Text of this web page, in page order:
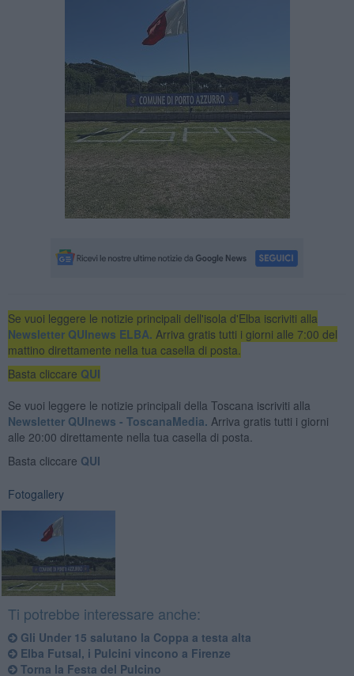
Se vuoi leggere le notizie principali dell'isola d'Elba iscriviti alla
Newsletter QUInews ELBA. Arriva gratis tutti i giorni alle 7:00 del
mattino direttamente nella tua casella di posta.
Basta cliccare QUI
Se vuoi leggere le notizie principali della Toscana iscriviti alla
Newsletter QUInews - ToscanaMedia. Arriva gratis tutti i giorni
alle 20:00 direttamente nella tua casella di posta.
Basta cliccare QUI
Fotogallery
Ti potrebbe interessare anche:
Gli Under 15 salutano la Coppa a testa alta
Elba Futsal, i Pulcini vincono a Firenze
Torna la Festa del Pulcino